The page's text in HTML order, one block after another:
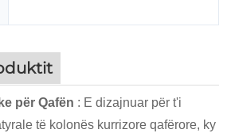
për Qafën : E dizajnuar për t'i
të kolonës kurrizore qafërore, ky